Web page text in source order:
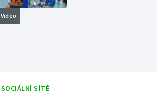
Video
SOCIÁLNÍ SÍTĚ